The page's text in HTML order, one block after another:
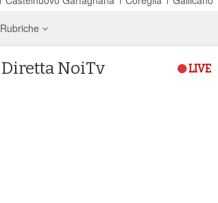
Rubriche
Diretta NoiTv LIVE